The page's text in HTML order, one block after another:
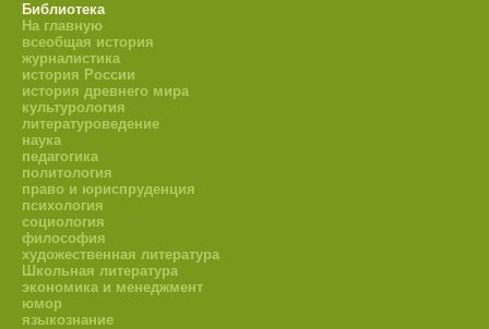
Библиотека
На главную
всеобщая история
журналистика
история России
история древнего мира
культурология
литературоведение
наука
педагогика
политология
право и юриспруденция
психология
социология
философия
художественная литература
Школьная литература
экономика и менеджмент
юмор
языкознание